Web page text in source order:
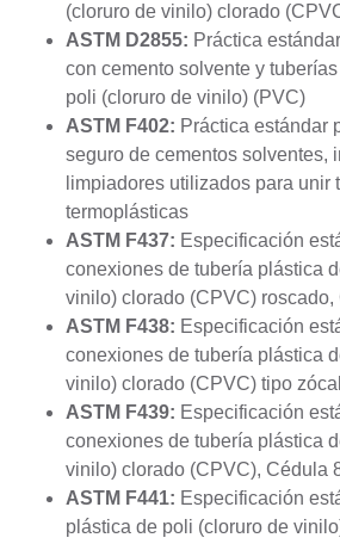
(cloruro de vinilo) clorado
ASTM D2855: Práctica
con cemento solvente y
poli (cloruro de vinilo) (PVC)
ASTM F402: Práctica estándar
seguro de cementos solventes,
limpiadores utilizados para unir
termoplásticas
ASTM F437: Especificación
conexiones de tubería plástica
vinilo) clorado (CPVC) roscado,
ASTM F438: Especificación
conexiones de tubería plástica
vinilo) clorado (CPVC) tipo
ASTM F439: Especificación
conexiones de tubería plástica
vinilo) clorado (CPVC), Cédula
ASTM F441: Especificación
plástica de poli (cloruro de